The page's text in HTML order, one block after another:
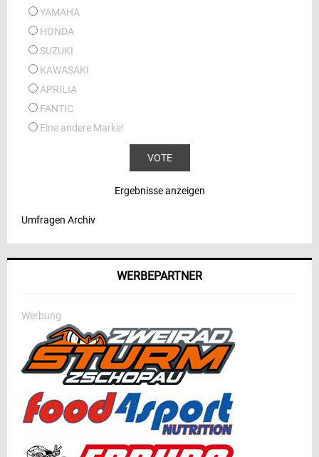
YAMAHA
HONDA
SUZUKI
KAWASAKI
APRILIA
FANTIC
Eine andere Marke!
Ergebnisse anzeigen
Umfragen Archiv
WERBEPARTNER
Werbung